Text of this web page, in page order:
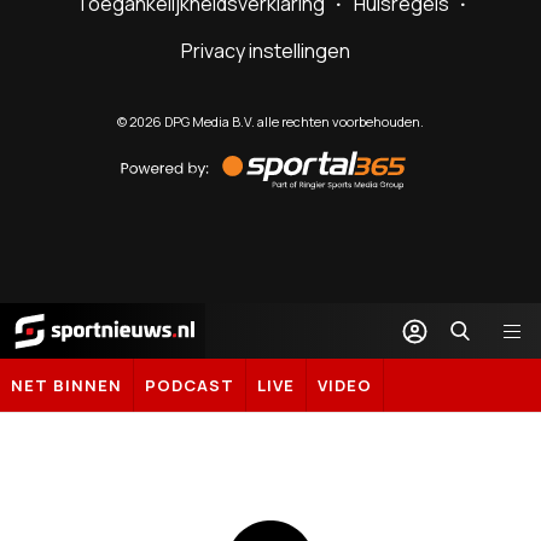
Privacy instellingen
©2026 DPG Media B.V. alle rechten voorbehouden.
by
Sportal365
Sportnieuws.nl
NET BINNEN PODCAST LIVE VIDEO